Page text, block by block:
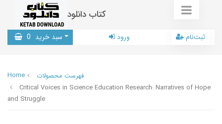
کتاب دانلود
سبد خرید 0 ورود ثبت‌نام
Home
فهرست محصولات
Critical Voices in Science Education Research: Narratives of Hope
and Struggle